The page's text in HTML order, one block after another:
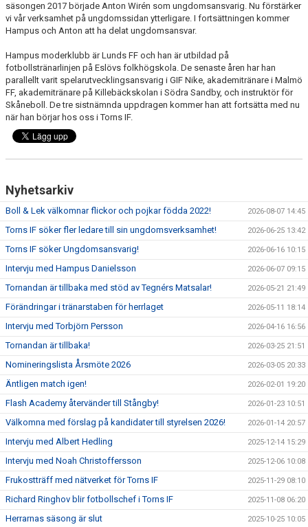
säsongen 2017 började Anton Wirén som ungdomsansvarig. Nu förstärker
vi vår verksamhet på ungdomssidan ytterligare. I fortsättningen kommer
Hampus och Anton att ha delat ungdomsansvar.
Hampus moderklubb är Lunds FF och han är utbildad på
fotbollstränarlinjen på Eslövs folkhögskola. De senaste åren har han
parallellt varit spelarutvecklingsansvarig i GIF Nike, akademitränare i Malmö
FF, akademitränare på Killebäckskolan i Södra Sandby, och instruktör för
Skåneboll. De tre sistnämnda uppdragen kommer han att fortsätta med nu
när han börjar hos oss i Torns IF.
Nyhetsarkiv
Boll & Lek välkomnar flickor och pojkar födda 2022! 2026-08-07 14:45
Torns IF söker fler ledare till sin ungdomsverksamhet! 2026-06-25 13:42
Torns IF söker Ungdomsansvarig! 2026-06-16 10:15
Intervju med Hampus Danielsson 2026-06-07 09:15
Tornandan är tillbaka med stöd av Tegnérs Matsalar! 2026-05-21 21:49
Förändringar i tränarstaben för herrlaget 2026-05-11 18:14
Intervju med Torbjörn Persson 2026-04-16 16:56
Tornandan är tillbaka! 2026-03-25 21:51
Nomineringslista Årsmöte 2026 2026-03-05 20:33
Äntligen match igen! 2026-02-01 19:20
Flash Academy återvänder till Stångby! 2026-01-23 10:51
Välkomna med förslag på kandidater till styrelsen 2026! 2026-01-14 20:57
Intervju med Albert Hedling 2025-12-14 15:29
Intervju med Noah Christoffersson 2025-12-06 10:08
Frukostträff med nätverket för Torns IF 2025-11-29 08:10
Richard Ringhov blir fotbollschef i Torns IF 2025-11-08 06:20
Herrarnas säsong är slut 2025-10-25 10:05